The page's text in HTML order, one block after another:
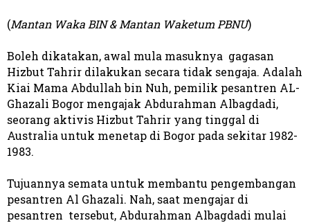
(Mantan Waka BIN & Mantan Waketum PBNU)
Boleh dikatakan, awal mula masuknya gagasan
Hizbut Tahrir dilakukan secara tidak sengaja. Adalah
Kiai Mama Abdullah bin Nuh, pemilik pesantren AL-
Ghazali Bogor mengajak Abdurahman Albagdadi,
seorang aktivis Hizbut Tahrir yang tinggal di
Australia untuk menetap di Bogor pada sekitar 1982-
1983.
Tujuannya semata untuk membantu pengembangan
pesantren Al Ghazali. Nah, saat mengajar di
pesantren tersebut, Abdurahman Albagdadi mulai